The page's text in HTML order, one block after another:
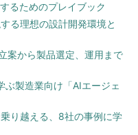
るためのプレイブック
る理想の設計開発環境と
案から製品選定、運用まで
ぶ製造業向け「AIエージェ
り越える、8社の事例に学